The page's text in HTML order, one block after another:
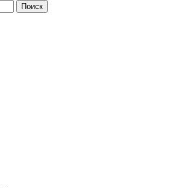
Поиск